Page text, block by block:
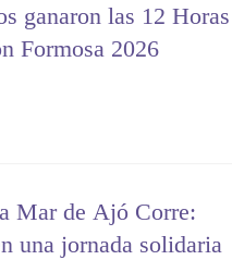
ganaron las 12 Horas
Formosa 2026
Mar de Ajó Corre:
una jornada solidaria